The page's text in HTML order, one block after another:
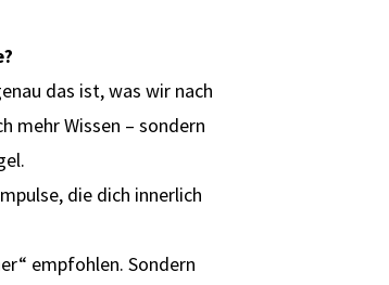
das ist, was wir nach
mehr Wissen – sondern
die dich innerlich
empfohlen. Sondern